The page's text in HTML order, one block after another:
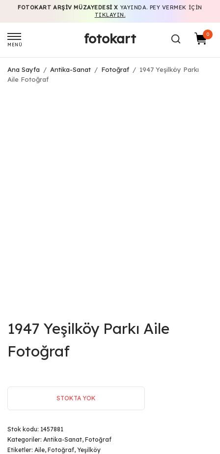
FOTOKART ARŞIV MÜZAYEDESI X YAYINDA. PEY VERMEK IÇIN
TIKLAYIN.
MENÜ fotokart 0
Ana Sayfa / Antika-Sanat / Fotoğraf / 1947 Yeşilköy Parkı
Aile Fotoğraf
1947 Yeşilköy Parkı Aile
Fotoğraf
STOKTA YOK
Stok kodu: 1457881
Kategoriler: Antika-Sanat, Fotoğraf
Etiketler: Aile, Fotoğraf, Yeşilköy